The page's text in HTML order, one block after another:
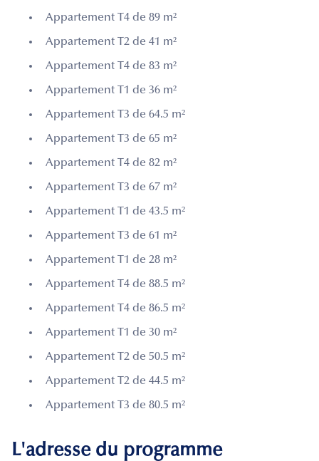
Appartement T4 de 89 m²
Appartement T2 de 41 m²
Appartement T4 de 83 m²
Appartement T1 de 36 m²
Appartement T3 de 64.5 m²
Appartement T3 de 65 m²
Appartement T4 de 82 m²
Appartement T3 de 67 m²
Appartement T1 de 43.5 m²
Appartement T3 de 61 m²
Appartement T1 de 28 m²
Appartement T4 de 88.5 m²
Appartement T4 de 86.5 m²
Appartement T1 de 30 m²
Appartement T2 de 50.5 m²
Appartement T2 de 44.5 m²
Appartement T3 de 80.5 m²
L'adresse du programme